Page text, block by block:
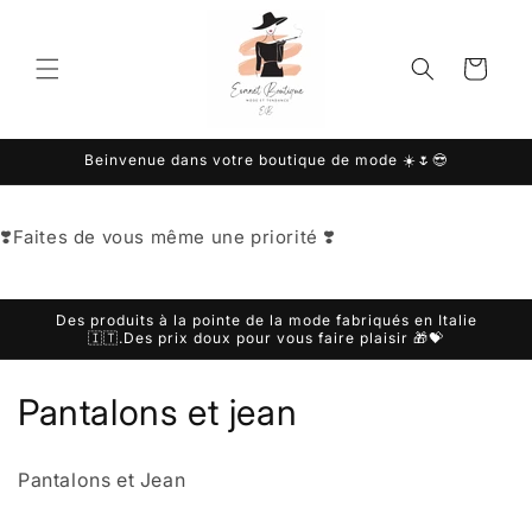
contenu
Panier
Beinvenue dans votre boutique de mode ☀️🌷😎
❣️Faites de vous même une priorité ❣️
Des produits à la pointe de la mode fabriqués en Italie
🇮🇹.Des prix doux pour vous faire plaisir 🎁💝
C
Pantalons et jean
Pantalons et Jean